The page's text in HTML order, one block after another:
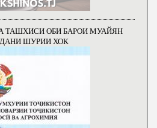
ТАШХИСИ ОБИ БАРОИ МУАЙЯН
ШУРИИ ХОК